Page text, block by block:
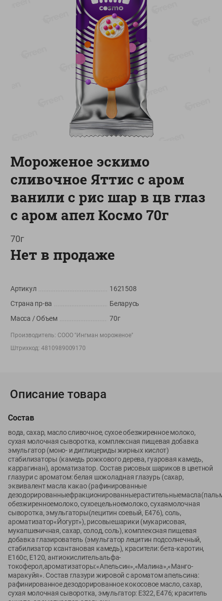
20шт в уп
Показано 1-14 из 79
Показать 15-28 из 79
О сервисе
Приложение Green c
App
Google
Play
AppGallery
+375 44 560-60-61
Время работы Call-центра: Пн.- Пт. с 09.00 до 17.00, СБ, ВС -
shop@green-market.by
Корпоративный сайт Green
©2026ООО «ГРИНрозница» - Доставка продуктов питания в
Юридическая информация и условия пользовательского
соглашения
Номер уполномоченных рассматривать обращения покупателей в
соответствии с законодательством об обращениях граждан и
юридических лиц: Отдел торговли и услуг Администрации
Фрунзенского района г. Минска + 375 17 272 73 84 .
Номер и адрес электронной почты лица, уполномоченного
продавцом рассматривать обращения покупателей о нарушении их
прав, предусмотренных законодательством о защите прав
потребителей: +375 44 560-60-61, shop@green-dostavka.by.
Способы оплаты товара:
Мороженое эскимо
сливочное Яттис с аром
ванили с рис шар в цв глаз
с аром апел Космо 70г
70г
Нет в продаже
Артикул
1621508
Страна пр-ва
Беларусь
Масса / Объем
70г
Производитель: СООО "Ингман мороженое"
Штрихкод:4810989009170
Описание товара
Состав
вода, сахар, масло сливочное, сухое обезжиренное молоко,
сухая молочная сыворотка, комплексная пищевая добавка
эмульгатор (моно- и диглицериды жирных кислот)
стабилизаторы (камедь рожкового дерева, гуаровая камедь,
каррагинан), ароматизатор. Состав рисовых шариков в цветной
глазури с ароматом: белая шоколадная глазурь (сахар,
эквивалент масла какао (рафинированные
обезжиренноемолоко, сухоецельноемолоко, сухаямолочная
сыворотка, эмульгаторы(лецитин соевый, Е476), соль,
ароматизатор«Йогурт»), рисовыешарики (мукарисовая,
мукапшеничная, сахар, солод, соль), комплексная пищевая
добавка глазирователь (эмульгатор лецитин подсолнечный,
стабилизатор ксантановая камедь), красители: бета-каротин,
Е160с, Е120, антиокислительальфа-
токоферол,ароматизаторы:«Апельсин»,«Малина»,«Манго-
маракуйя». Состав глазури жировой с ароматом апельсина:
рафинированное дезодорированное кокосовое масло, сахар,
сухая молочная сыворотка, эмульгатор: Е322, Е476; краситель